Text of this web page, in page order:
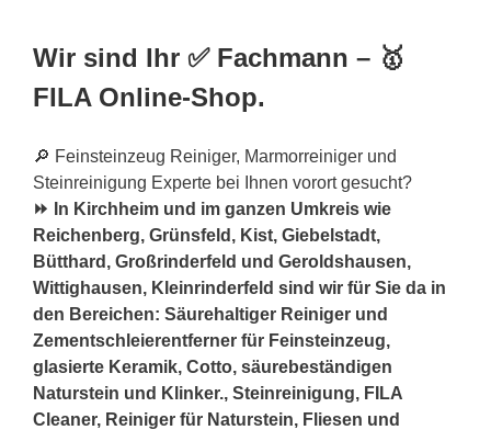
Wir sind Ihr ✅ Fachmann – 🥇
FILA Online-Shop.
🔎 Feinsteinzeug Reiniger, Marmorreiniger und
Steinreinigung Experte bei Ihnen vorort gesucht?
⏩ In Kirchheim und im ganzen Umkreis wie
Reichenberg, Grünsfeld, Kist, Giebelstadt,
Bütthard, Großrinderfeld und Geroldshausen,
Wittighausen, Kleinrinderfeld sind wir für Sie da in
den Bereichen: Säurehaltiger Reiniger und
Zementschleierentferner für Feinsteinzeug,
glasierte Keramik, Cotto, säurebeständigen
Naturstein und Klinker., Steinreinigung, FILA
Cleaner, Reiniger für Naturstein, Fliesen und